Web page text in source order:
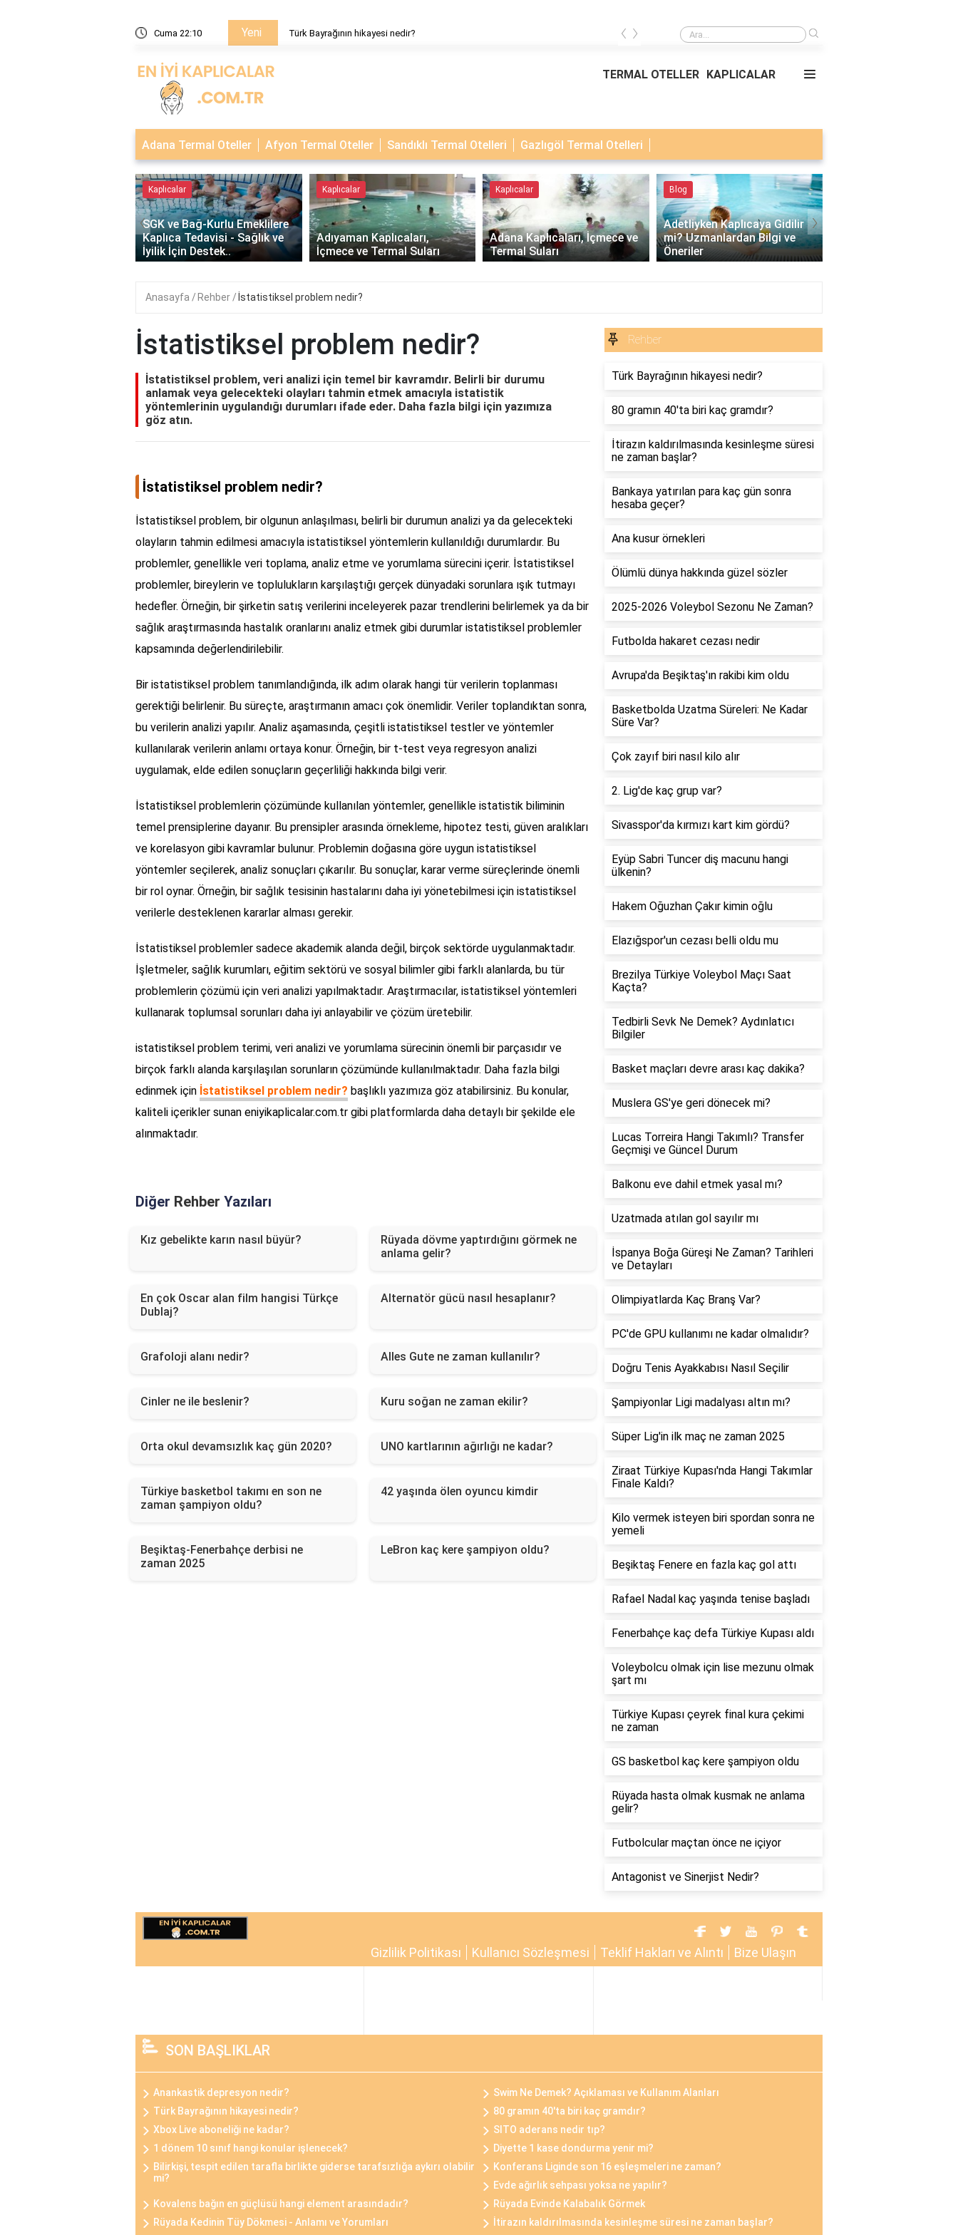
Cuma 22:10 Yeni Türk Bayrağının hikayesi nedir? Türk Bayrağının hikayesi nedir?
‹ ›
TERMAL OTELLER KAPLICALAR
Adana Termal Oteller Afyon Termal Oteller Sandıklı Termal Otelleri Gazlıgöl Termal Otelleri
Kaplıcalar
SGK ve Bağ-Kurlu Emeklilere
Kaplıca Tedavisi - Sağlık ve
İyilik İçin Destek..
Kaplıcalar
Adıyaman Kaplıcaları,
İçmece ve Termal Suları
Kaplıcalar
Adana Kaplıcaları, İçmece ve
Termal Suları
Blog
Adetliyken Kaplıcaya Gidilir
mi? Uzmanlardan Bilgi ve
Öneriler
‹ ›
Anasayfa Rehber İstatistiksel problem nedir?
İstatistiksel problem nedir?
İstatistiksel problem, veri analizi için temel bir kavramdır. Belirli bir durumu
anlamak veya gelecekteki olayları tahmin etmek amacıyla istatistik
yöntemlerinin uygulandığı durumları ifade eder. Daha fazla bilgi için yazımıza
göz atın.
İstatistiksel problem nedir?
İstatistiksel problem, bir olgunun anlaşılması, belirli bir durumun analizi ya da gelecekteki
olayların tahmin edilmesi amacıyla istatistiksel yöntemlerin kullanıldığı durumlardır. Bu
problemler, genellikle veri toplama, analiz etme ve yorumlama sürecini içerir. İstatistiksel
problemler, bireylerin ve toplulukların karşılaştığı gerçek dünyadaki sorunlara ışık tutmayı
hedefler. Örneğin, bir şirketin satış verilerini inceleyerek pazar trendlerini belirlemek ya da bir
sağlık araştırmasında hastalık oranlarını analiz etmek gibi durumlar istatistiksel problemler
kapsamında değerlendirilebilir.
Bir istatistiksel problem tanımlandığında, ilk adım olarak hangi tür verilerin toplanması
gerektiği belirlenir. Bu süreçte, araştırmanın amacı çok önemlidir. Veriler toplandıktan sonra,
bu verilerin analizi yapılır. Analiz aşamasında, çeşitli istatistiksel testler ve yöntemler
kullanılarak verilerin anlamı ortaya konur. Örneğin, bir t-test veya regresyon analizi
uygulamak, elde edilen sonuçların geçerliliği hakkında bilgi verir.
İstatistiksel problemlerin çözümünde kullanılan yöntemler, genellikle istatistik biliminin
temel prensiplerine dayanır. Bu prensipler arasında örnekleme, hipotez testi, güven aralıkları
ve korelasyon gibi kavramlar bulunur. Problemin doğasına göre uygun istatistiksel
yöntemler seçilerek, analiz sonuçları çıkarılır. Bu sonuçlar, karar verme süreçlerinde önemli
bir rol oynar. Örneğin, bir sağlık tesisinin hastalarını daha iyi yönetebilmesi için istatistiksel
verilerle desteklenen kararlar alması gerekir.
İstatistiksel problemler sadece akademik alanda değil, birçok sektörde uygulanmaktadır.
İşletmeler, sağlık kurumları, eğitim sektörü ve sosyal bilimler gibi farklı alanlarda, bu tür
problemlerin çözümü için veri analizi yapılmaktadır. Araştırmacılar, istatistiksel yöntemleri
kullanarak toplumsal sorunları daha iyi anlayabilir ve çözüm üretebilir.
istatistiksel problem terimi, veri analizi ve yorumlama sürecinin önemli bir parçasıdır ve
birçok farklı alanda karşılaşılan sorunların çözümünde kullanılmaktadır. Daha fazla bilgi
edinmek için İstatistiksel problem nedir? başlıklı yazımıza göz atabilirsiniz. Bu konular,
kaliteli içerikler sunan eniyikaplicalar.com.tr gibi platformlarda daha detaylı bir şekilde ele
alınmaktadır.
Diğer Rehber Yazıları
Kız gebelikte karın nasıl büyür?
Rüyada dövme yaptırdığını görmek ne
anlama gelir?
En çok Oscar alan film hangisi Türkçe
Dublaj?
Alternatör gücü nasıl hesaplanır?
Grafoloji alanı nedir? Alles Gute ne zaman kullanılır?
Cinler ne ile beslenir? Kuru soğan ne zaman ekilir?
Orta okul devamsızlık kaç gün 2020? UNO kartlarının ağırlığı ne kadar?
Türkiye basketbol takımı en son ne
zaman şampiyon oldu?
42 yaşında ölen oyuncu kimdir
Beşiktaş-Fenerbahçe derbisi ne
zaman 2025
LeBron kaç kere şampiyon oldu?
Rehber
Türk Bayrağının hikayesi nedir?
80 gramın 40'ta biri kaç gramdır?
İtirazın kaldırılmasında kesinleşme süresi
ne zaman başlar?
Bankaya yatırılan para kaç gün sonra
hesaba geçer?
Ana kusur örnekleri
Ölümlü dünya hakkında güzel sözler
2025-2026 Voleybol Sezonu Ne Zaman?
Futbolda hakaret cezası nedir
Avrupa'da Beşiktaş'ın rakibi kim oldu
Basketbolda Uzatma Süreleri: Ne Kadar
Süre Var?
Çok zayıf biri nasıl kilo alır
2. Lig'de kaç grup var?
Sivasspor'da kırmızı kart kim gördü?
Eyüp Sabri Tuncer diş macunu hangi
ülkenin?
Hakem Oğuzhan Çakır kimin oğlu
Elazığspor'un cezası belli oldu mu
Brezilya Türkiye Voleybol Maçı Saat
Kaçta?
Tedbirli Sevk Ne Demek? Aydınlatıcı
Bilgiler
Basket maçları devre arası kaç dakika?
Muslera GS'ye geri dönecek mi?
Lucas Torreira Hangi Takımlı? Transfer
Geçmişi ve Güncel Durum
Balkonu eve dahil etmek yasal mı?
Uzatmada atılan gol sayılır mı
İspanya Boğa Güreşi Ne Zaman? Tarihleri
ve Detayları
Olimpiyatlarda Kaç Branş Var?
PC'de GPU kullanımı ne kadar olmalıdır?
Doğru Tenis Ayakkabısı Nasıl Seçilir
Şampiyonlar Ligi madalyası altın mı?
Süper Lig'in ilk maç ne zaman 2025
Ziraat Türkiye Kupası'nda Hangi Takımlar
Finale Kaldı?
Kilo vermek isteyen biri spordan sonra ne
yemeli
Beşiktaş Fenere en fazla kaç gol attı
Rafael Nadal kaç yaşında tenise başladı
Fenerbahçe kaç defa Türkiye Kupası aldı
Voleybolcu olmak için lise mezunu olmak
şart mı
Türkiye Kupası çeyrek final kura çekimi
ne zaman
GS basketbol kaç kere şampiyon oldu
Rüyada hasta olmak kusmak ne anlama
gelir?
Futbolcular maçtan önce ne içiyor
Antagonist ve Sinerjist Nedir?
Gizlilik Politikası Kullanıcı Sözleşmesi Teklif Hakları ve Alıntı Bize Ulaşın
SON BAŞLIKLAR
Anankastik depresyon nedir?
Swim Ne Demek? Açıklaması ve Kullanım Alanları
Türk Bayrağının hikayesi nedir?
80 gramın 40'ta biri kaç gramdır?
Xbox Live aboneliği ne kadar?
SITO aderans nedir tıp?
1 dönem 10 sınıf hangi konular işlenecek?
Diyette 1 kase dondurma yenir mi?
Bilirkişi, tespit edilen tarafla birlikte giderse tarafsızlığa aykırı olabilir
mi?
Konferans Liginde son 16 eşleşmeleri ne zaman?
Evde ağırlık sehpası yoksa ne yapılır?
Kovalens bağın en güçlüsü hangi element arasındadır?
Rüyada Evinde Kalabalık Görmek
Rüyada Kedinin Tüy Dökmesi - Anlamı ve Yorumları
İtirazın kaldırılmasında kesinleşme süresi ne zaman başlar?